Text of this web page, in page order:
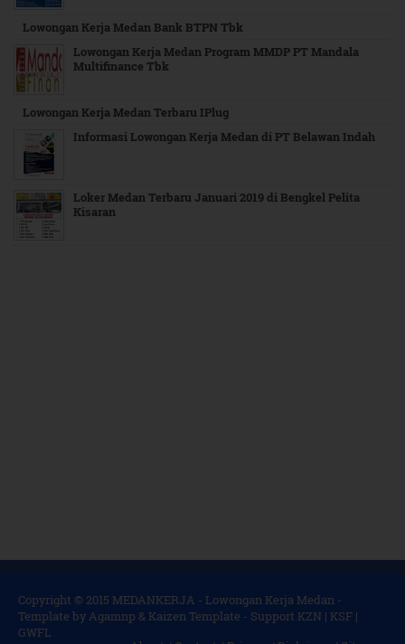
Lowongan Kerja Medan Bank BTPN Tbk
Lowongan Kerja Medan Program MMDP PT Mandala
Multifinance Tbk
Lowongan Kerja Medan Terbaru IPlug
Informasi Lowongan Kerja Medan di PT Belawan Indah
Loker Medan Terbaru Januari 2019 di Bengkel Pelita
Kisaran
Copyright © 2015 MEDANKERJA - Lowongan Kerja Medan -
Template byAgamnp & Kaizen Template - Support KZN | KSF |
GWFL